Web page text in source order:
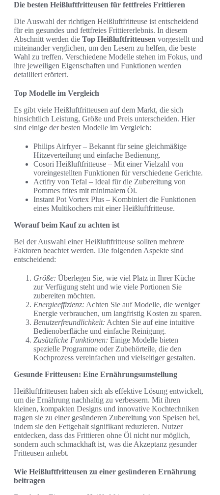
Die besten Heißluftfritteusen für fettfreies Frittieren
Die Auswahl der richtigen Heißluftfritteuse ist entscheidend
für ein gesundes und fettfreies Frittiererlebnis. In diesem
Abschnitt werden die Top Heißluftfritteusen vorgestellt und
miteinander verglichen, um den Lesern zu helfen, die beste
Wahl zu treffen. Verschiedene Modelle stehen im Fokus, und
ihre jeweiligen Eigenschaften und Funktionen werden
detailliert erörtert.
Top Modelle im Vergleich
Es gibt viele Heißluftfritteusen auf dem Markt, die sich
hinsichtlich Leistung, Größe und Preis unterscheiden. Hier
sind einige der besten Modelle im Vergleich:
Philips Airfryer – Bekannt für seine gleichmäßige
Hitzeverteilung und einfache Bedienung.
Cosori Heißluftfritteuse – Mit einer Vielzahl von
voreingestellten Funktionen für verschiedene Gerichte.
Actifry von Tefal – Ideal für die Zubereitung von
Pommes frites mit minimalem Öl.
Instant Pot Vortex Plus – Kombiniert die Funktionen
eines Multikochers mit einer Heißluftfritteuse.
Worauf beim Kauf zu achten ist
Bei der Auswahl einer Heißluftfritteuse sollten mehrere
Faktoren beachtet werden. Die folgenden Aspekte sind
entscheidend:
Größe: Überlegen Sie, wie viel Platz in Ihrer Küche
zur Verfügung steht und wie viele Portionen Sie
zubereiten möchten.
Energieeffizienz: Achten Sie auf Modelle, die weniger
Energie verbrauchen, um langfristig Kosten zu sparen.
Benutzerfreundlichkeit: Achten Sie auf eine intuitive
Bedienoberfläche und einfache Reinigung.
Zusätzliche Funktionen: Einige Modelle bieten
spezielle Programme oder Zubehörteile, die den
Kochprozess vereinfachen und vielseitiger gestalten.
Gesunde Fritteusen: Eine Ernährungsumstellung
Heißluftfritteusen haben sich als effektive Lösung entwickelt,
um die Ernährung nachhaltig zu verbessern. Mit ihren
kleinen, kompakten Designs und innovative Kochtechniken
tragen sie zu einer gesünderen Zubereitung von Speisen bei,
indem sie den Fettgehalt signifikant reduzieren. Nutzer
entdecken, dass das Frittieren ohne Öl nicht nur möglich,
sondern auch schmackhaft ist, was die Akzeptanz gesunder
Fritteusen anhebt.
Wie Heißluftfritteusen zu einer gesünderen Ernährung
beitragen